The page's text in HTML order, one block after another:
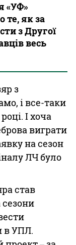
«УФ»
те, як за
з Другої
весь
з
і все-таки
І хоча
виграти
на сезон
ЛЧ було
став
в УПЛ.